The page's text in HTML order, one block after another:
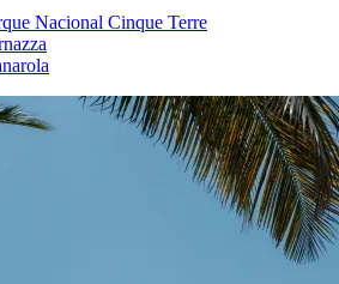
Nacional Cinque Terre